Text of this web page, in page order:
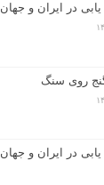
یابی در ایران و جهان
روی سنگ
یابی در ایران و جهان